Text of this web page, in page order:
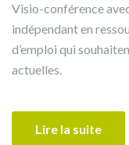
Visio-conférence
indépendant en
d’emploi qui
actuelles.
Lire la suite